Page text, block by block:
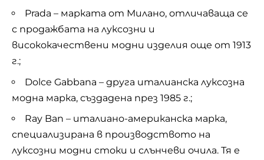
Prada – марката от Милано, отличаваща се
с продажбата на луксозни и
висококачествени модни изделия още от 1913
г.;
Dolce Gabbana – друга италианска луксозна
модна марка, създадена през 1985 г.;
Ray Ban – италиано-американска марка,
специализирана в производството на
луксозни модни стоки и слънчеви очила. Тя е